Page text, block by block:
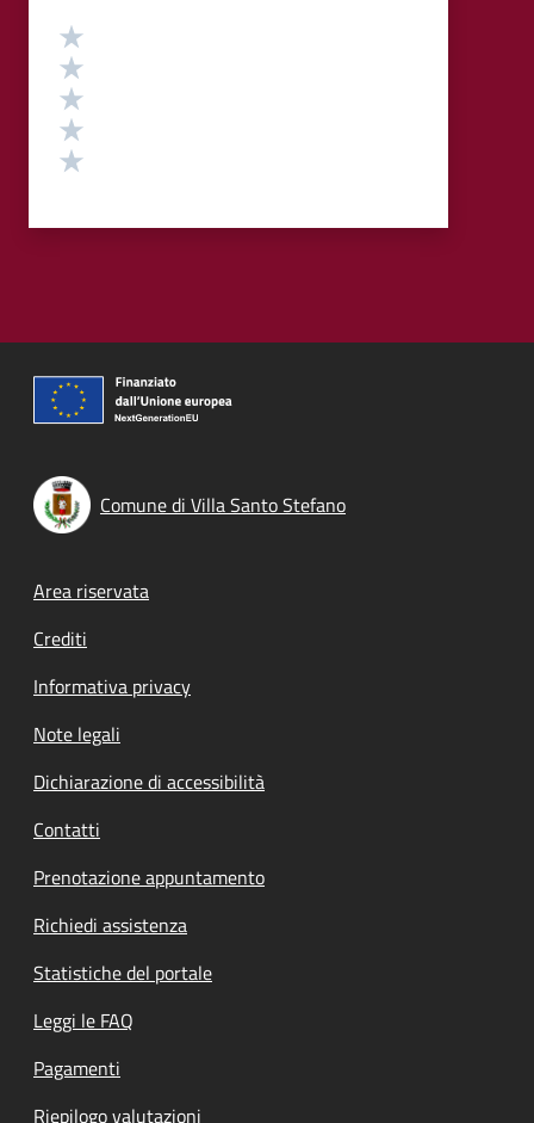
Valutazione
Comune di Villa Santo Stefano
Footer menu
Area riservata
Crediti
Informativa privacy
Note legali
Dichiarazione di accessibilità
Contatti
Prenotazione appuntamento
Richiedi assistenza
Statistiche del portale
Leggi le FAQ
Pagamenti
Riepilogo valutazioni